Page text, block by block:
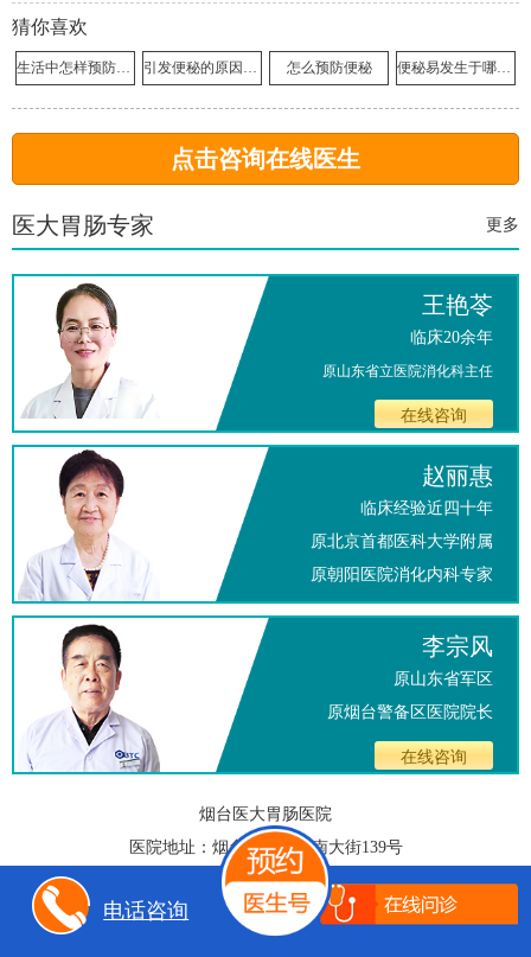
猜你喜欢
生活中怎样预防便秘呢 引发便秘的原因有哪些 怎么预防便秘 便秘易发生于哪些人群
点击咨询在线医生
医大胃肠专家 更多
王艳苓
临床20余年
原山东省立医院消化科主任
在线咨询
赵丽惠
临床经验近四十年
原北京首都医科大学附属
原朝阳医院消化内科专家
在线咨询
李宗风
原山东省军区
原烟台警备区医院院长
在线咨询
烟台医大胃肠医院
医院地址：烟台市芝罘区南大街139号
0535-3453627（无假日医院）
电话咨询